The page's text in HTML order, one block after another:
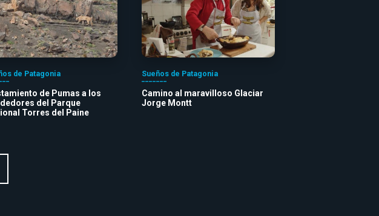
de Patagonia
de Pumas a los
del Parque
Torres del Paine
Sueños de Patagonia
Camino al maravilloso Glaciar
Jorge Montt